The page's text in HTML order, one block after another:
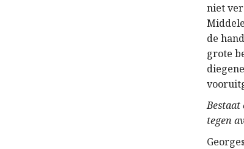
niet
de
grote
tegen